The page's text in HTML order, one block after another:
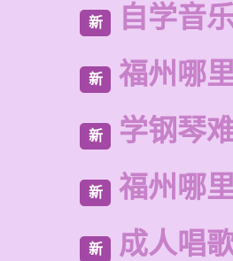
新 自学音
新 福州哪
新 学钢琴
新 福州哪
新 成人唱